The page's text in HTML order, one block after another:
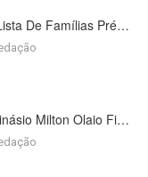
De Famílias Pré…
Milton Olaio Fi…